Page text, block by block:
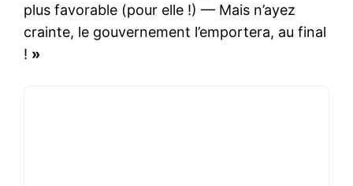
plus favorable (pour elle !) — Mais n’ayez
crainte, le gouvernement l’emportera, au final
! »